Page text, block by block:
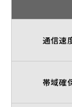
通信速
帯域確